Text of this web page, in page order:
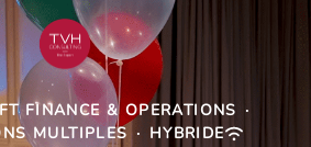
FINANCE & OPERATIONS ·
MULTIPLES · HYBRIDE